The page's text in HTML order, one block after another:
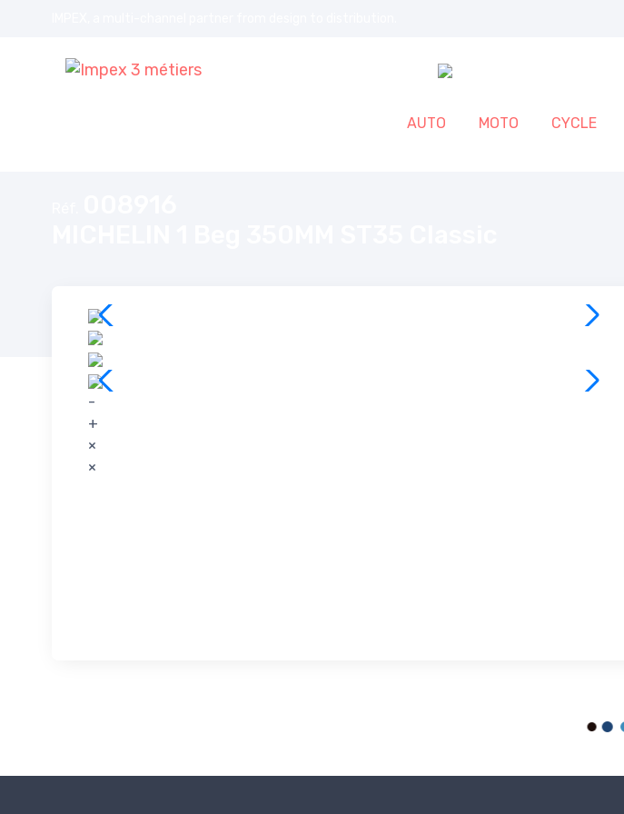
AUTO MOTO CYCLE
-
+
×
×